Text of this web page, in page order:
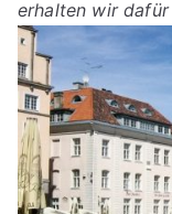
erhalten wir